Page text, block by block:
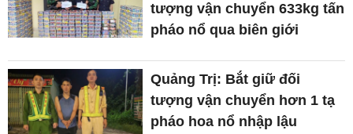
tượng vận chuyển 633kg tấn
pháo nổ qua biên giới
Quảng Trị: Bắt giữ đối
tượng vận chuyển hơn 1 tạ
pháo hoa nổ nhập lậu